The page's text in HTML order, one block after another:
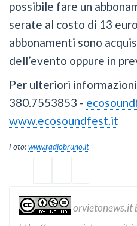
possibile fare un
serate al costo di 13
abbonamenti sono
dell’evento oppure in
Per ulteriori
380.7553853 -
www.ecosoundfest.it
Foto:www.radiobruno.it
orvietonews.it